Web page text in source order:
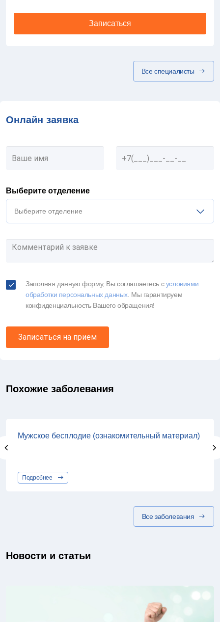
Записаться
Все специалисты
Онлайн заявка
Выберите отделение
Выберите отделение
Заполняя данную форму, Вы соглашаетесь cусловиями
обработки персональных данных. Мы гарантируем
конфиденциальность Вашего обращения!
Записаться на прием
Похожие заболевания
Мужское бесплодие (ознакомительный материал)
Подробнее
Все заболевания
Новости и статьи